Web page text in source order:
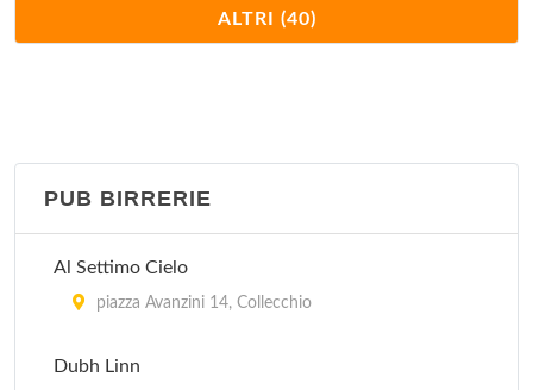
piazza Risorgimento 3, Parma
Al Veliero
Alla Fontana
ALTRI (40)
PUB BIRRERIE
Al Settimo Cielo
piazza Avanzini 14, Collecchio
Dubh Linn